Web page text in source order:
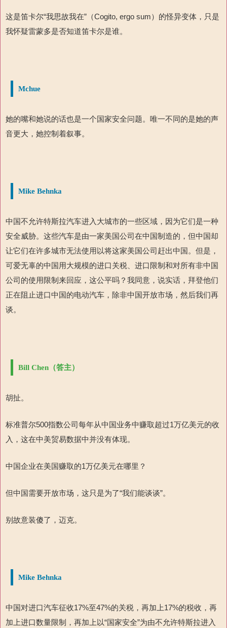
这是笛卡尔“我思故我在”（Cogito, ergo sum）的怪异变体，只是
我怀疑雷蒙多是否知道笛卡尔是谁。
Mchue
她的嘴和她说的话也是一个国家安全问题。唯一不同的是她的声
音更大，她控制着叙事。
Mike Behnka
中国不允许特斯拉汽车进入大城市的一些区域，因为它们是一种
安全威胁。这些汽车是由一家美国公司在中国制造的，但中国却
让它们在许多城市无法使用以将这家美国公司赶出中国。但是，
可爱无辜的中国用大规模的进口关税、进口限制和对所有非中国
公司的使用限制来回应，这公平吗？我同意，说实话，拜登他们
正在阻止进口中国的电动汽车，除非中国开放市场，然后我们再
谈。
Bill Chen（答主）
胡扯。
标准普尔500指数公司每年从中国业务中赚取超过1万亿美元的收
入，这在中美贸易数据中并没有体现。
中国企业在美国赚取的1万亿美元在哪里？
但中国需要开放市场，这只是为了“我们能谈谈”。
别故意装傻了，迈克。
Mike Behnka
中国对进口汽车征收17%至47%的关税，再加上17%的税收，再
加上进口数量限制，再加上以“国家安全”为由不允许特斯拉进入